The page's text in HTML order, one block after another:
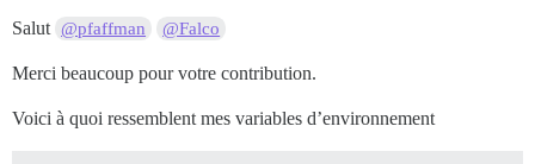
Salut @pfaffman @Falco
Merci beaucoup pour votre contribution.
Voici à quoi ressemblent mes variables d’environnement